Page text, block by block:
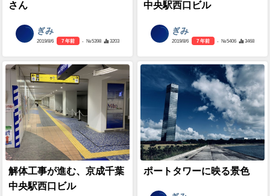
さん
ぎみ
2019/8/6 7 年前 - №5398 3203
中央駅西口ビル
ぎみ
2019/8/6 7 年前 - №5406 3468
解体工事が進む、京成千葉
中央駅西口ビル
ポートタワーに映る景色